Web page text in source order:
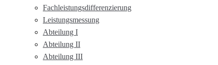
Fachleistungsdifferenzierung
Leistungsmessung
Abteilung I
Abteilung II
Abteilung III